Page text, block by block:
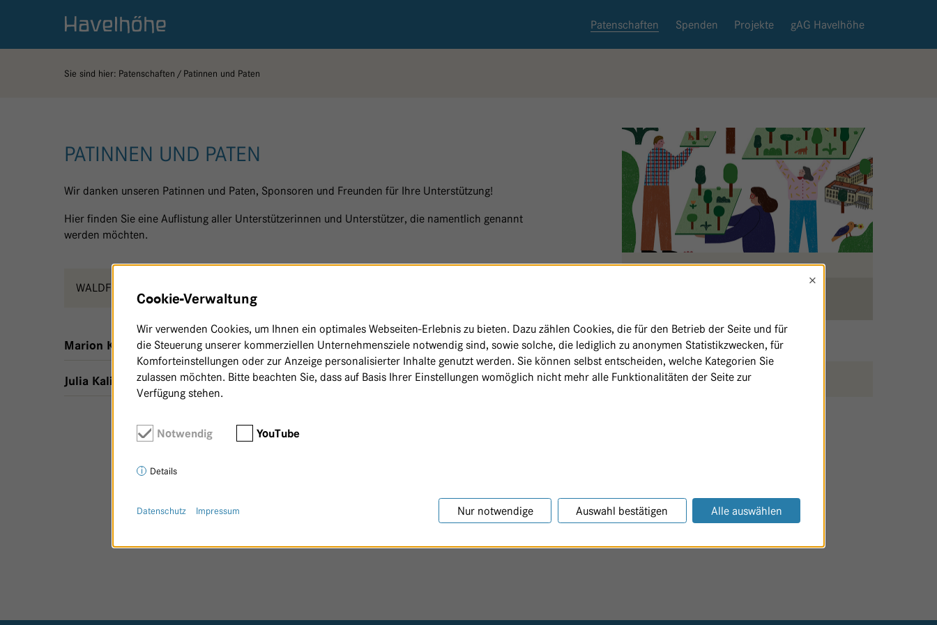
Logo Gemeinschaftskrankenhaus Havelhöhe Patenschaften Spenden Projekte gAG Havelhöhe
Sie sind hier: Patenschaften Patinnen und Paten
PATINNEN UND PATEN
Wir danken unseren Patinnen und Paten, Sponsoren und Freunden für Ihre Unterstützung!
Hier finden Sie eine Auflistung aller Unterstützerinnen und Unterstützer, die namentlich genannt
werden möchten.
WALDFRIEDEN
Marion Kalmbach,Waldfrieden
Julia Kalinka-Grafe,Waldfrieden SEITE AUSDRUCKEN / TEILEN
Cookie-Verwaltung
×
Wir verwenden Cookies, um Ihnen ein optimales Webseiten-Erlebnis zu bieten. Dazu zählen Cookies, die für den Betrieb der Seite und für
die Steuerung unserer kommerziellen Unternehmensziele notwendig sind, sowie solche, die lediglich zu anonymen Statistikzwecken, für
Komforteinstellungen oder zur Anzeige personalisierter Inhalte genutzt werden. Sie können selbst entscheiden, welche Kategorien Sie
zulassen möchten. Bitte beachten Sie, dass auf Basis Ihrer Einstellungen womöglich nicht mehr alle Funktionalitäten der Seite zur
Verfügung stehen.
Notwendig YouTube
Details
Nur notwendige Auswahl bestätigen Alle auswählen
Datenschutz Impressum